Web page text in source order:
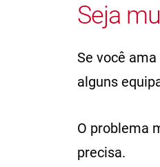
Seja
Se você
alguns
O problema
precisa.